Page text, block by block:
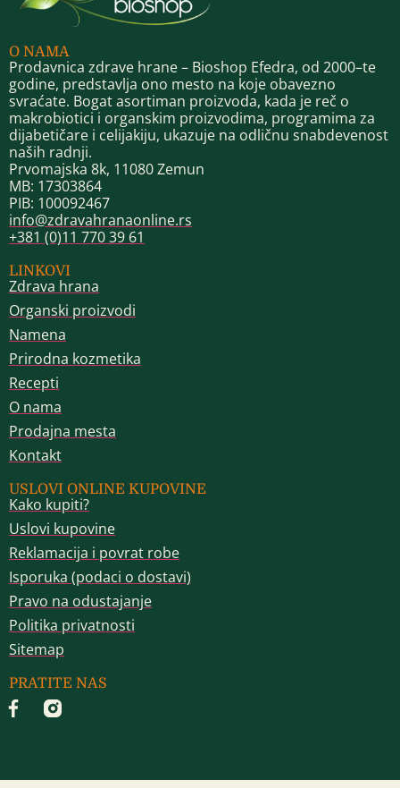
O NAMA
Prodavnica zdrave hrane – Bioshop Efedra, od 2000–te
godine, predstavlja ono mesto na koje obavezno
svraćate. Bogat asortiman proizvoda, kada je reč o
makrobiotici i organskim proizvodima, programima za
dijabetičare i celijakiju, ukazuje na odličnu snabdevenost
naših radnji.
Prvomajska 8k, 11080 Zemun
MB: 17303864
PIB: 100092467
info@zdravahranaonline.rs
+381 (0)11 770 39 61
LINKOVI
Zdrava hrana
Organski proizvodi
Namena
Prirodna kozmetika
Recepti
O nama
Prodajna mesta
Kontakt
USLOVI ONLINE KUPOVINE
Kako kupiti?
Uslovi kupovine
Reklamacija i povrat robe
Isporuka (podaci o dostavi)
Pravo na odustajanje
Politika privatnosti
Sitemap
PRATITE NAS